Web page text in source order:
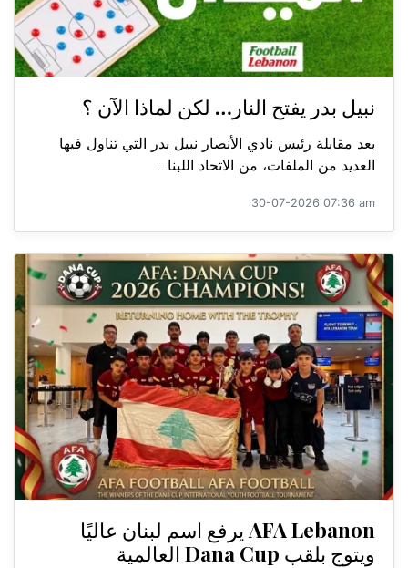
نبيل بدر يفتح النار… لكن لماذا الآن ؟
بعد مقابلة رئيس نادي الأنصار نبيل بدر التي تناول فيها
العديد من الملفات، من الاتحاد اللبنا...
30-07-2026 07:36 am
AFA Lebanon يرفع اسم لبنان عاليًا
ويتوج بلقب Dana Cup العالمية